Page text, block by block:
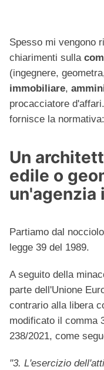
Spesso mi vengono
chiarimenti sulla
(ingegnere,
immobiliare,
procacciatore
fornisce la normativa:
Un
edile o
un'agenzia
Partiamo dal
legge 39 del 1989.
A seguito della
parte dell'Unione
contrario alla libera
modificato il comma
238/2021, come
"3. L'esercizio